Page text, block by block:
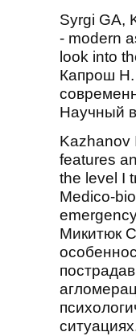
Syrgi GA,
- modern
look into
Капрош Н.
Научный
Kazhanov
features
the level I
Medico-
Микитюк